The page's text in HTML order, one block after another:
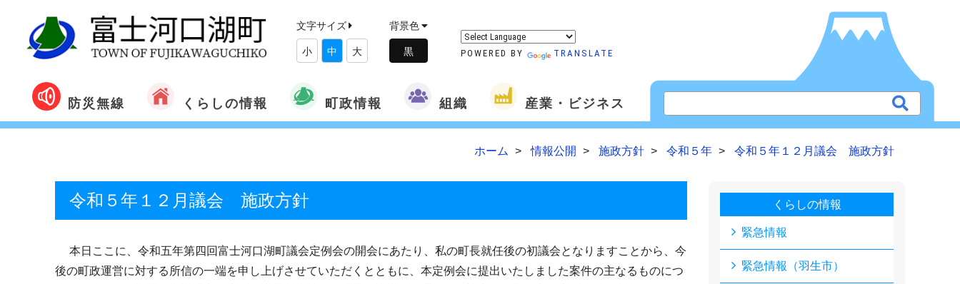
文字サイズ
小 中 大
背景色
POWERED BY TRANSLATE
防災無線 くらしの情報 町政情報 組織 産業・ビジネス
ホーム 情報公開 施政方針 令和５年 令和５年１２月議会 施政方針
令和５年１２月議会 施政方針
本日ここに、令和五年第四回富士河口湖町議会定例会の開会にあたり、私の町長就任後の初議会となりますことから、今
後の町政運営に対する所信の一端を申し上げさせていただくとともに、本定例会に提出いたしました案件の主なるものにつ
くらしの情報
緊急情報
緊急情報（羽生市）